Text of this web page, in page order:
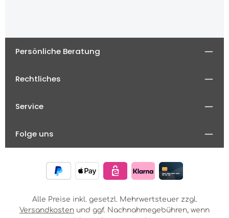
Persönliche Beratung
Rechtliches
Service
Folge uns
Alle Preise inkl. gesetzl. Mehrwertsteuer zzgl.
Versandkosten und ggf. Nachnahmegebühren, wenn